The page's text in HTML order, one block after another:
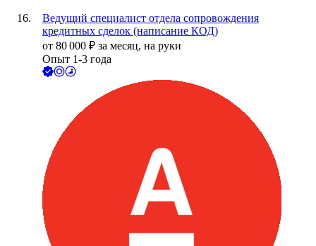
Ведущий специалист отдела сопровождения
кредитных сделок (написание КОД)
от 80 000 ₽ за месяц, на руки
Опыт 1-3 года